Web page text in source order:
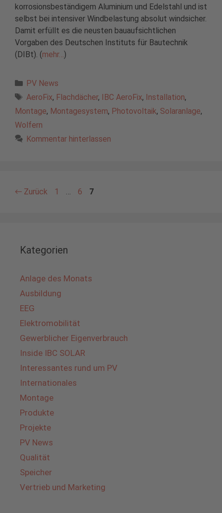
korrosionsbeständigem Aluminium und Edelstahl und ist
selbst bei intensiver Windbelastung absolut windsicher.
Damit erfüllt es die neusten bauaufsichtlichen
Vorgaben des Deutschen Instituts für Bautechnik
(DIBt). (mehr… )
Kategorien
PV News
Schlagwörter
AeroFix, Flachdächer, IBC AeroFix, Installation,
Montage, Montagesystem, Photovoltaik, Solaranlage,
Wolfern
Kommentar hinterlassen
← Zurück Seite
1 Seite
6 Seite
7
Kategorien
Anlage des Monats
Ausbildung
EEG
Elektromobilität
Gewerblicher Eigenverbrauch
Inside IBC SOLAR
Interessantes rund um PV
Internationales
Montage
Produkte
Projekte
PV News
Qualität
Speicher
Vertrieb und Marketing